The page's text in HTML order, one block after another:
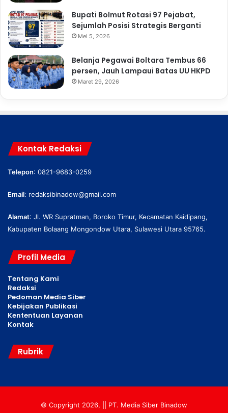
Bupati Bolmut Rotasi 97 Pejabat,
Sejumlah Posisi Strategis Berganti
Mei 5, 2026
Belanja Pegawai Boltara Tembus 66
persen, Jauh Lampaui Batas UU HKPD
Maret 29, 2026
Kontak Redaksi
Telepon: 0821-9683-0259
Email: redaksibinadow@gmail.com
Alamat: Jl. WR Supratman, Boroko Timur, Kecamatan Kaidipang,
Kabupaten Bolaang Mongondow Utara, Sulawesi Utara 95765.
Profil Media
Tentang Kami
Redaksi
Pedoman Media Siber
Kebijakan Publikasi
Kententuan Layanan
Kontak
Rubrik
© Copyright 2026, || PT. Media Siber Binadow